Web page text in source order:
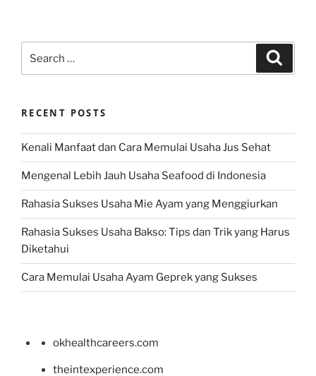
for:
RECENT POSTS
Kenali Manfaat dan Cara Memulai Usaha Jus Sehat
Mengenal Lebih Jauh Usaha Seafood di Indonesia
Rahasia Sukses Usaha Mie Ayam yang Menggiurkan
Rahasia Sukses Usaha Bakso: Tips dan Trik yang Harus
Diketahui
Cara Memulai Usaha Ayam Geprek yang Sukses
okhealthcareers.com
theintexperience.com